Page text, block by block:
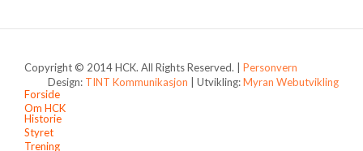
Copyright © 2014 HCK. All Rights Reserved. | Personvern
Design: TINT Kommunikasjon | Utvikling:Myran Webutvikling
Forside
Om HCK
Historie
Styret
Trening